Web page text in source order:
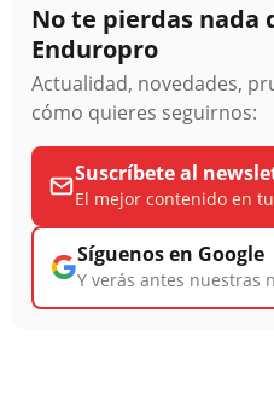
No te pierdas nada
Enduropro
Actualidad, novedades,
cómo quieres seguirnos:
Suscríbete al
El mejor contenido en
Síguenos en Google
Y verás antes nuestras